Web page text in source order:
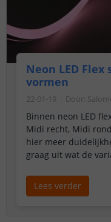
Neon LED
vormen
22-01-19 Door:
Binnen neon LED
Midi recht, Midi
hier meer
graag uit wat de
keuze het best past
bijvoorbeeld welk
Lees verder